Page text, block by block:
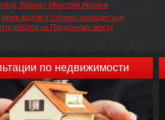
Кабінет Міністрів України
водіїв! У столиці проводяться
роботи на Південному мосту
по недвижимости